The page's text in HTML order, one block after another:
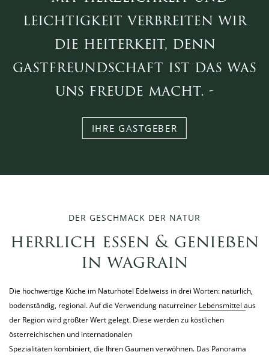
leichtigkeit verbreiten wir
die heiterkeit, denn
gastfreundschaft ist das was
uns freude macht. -
IHRE GASTGEBER
DER GESCHMACK DER NATUR
herrlich essen & genießen
in wagrain
Die hochwertige Küche im Naturhotel Edelweiss in drei Worten: natürlich,
bodenständig, regional. Auf die Verwendung naturreiner Lebensmittel aus
der Regionwird größter Wert gelegt. Diese werden zu köstlichen
österreichischen und internationalen
Spezialitäten kombiniert, die Ihren Gaumen verwöhnen. Das Panorama